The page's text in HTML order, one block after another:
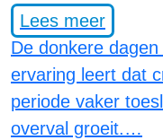
Lees meer
De donkere
ervaring leert dat
periode vaker
overval groeit.…